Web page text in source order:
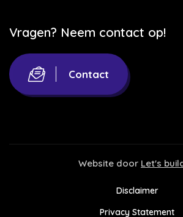
Vragen? Neem contact op!
Contact
Website door Let's
Disclaimer
Privacy Statement